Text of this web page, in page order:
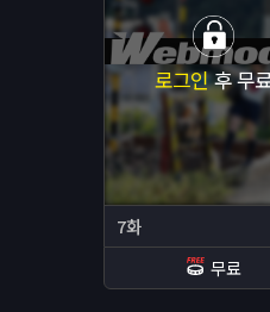
로그인후 무
7화
무료